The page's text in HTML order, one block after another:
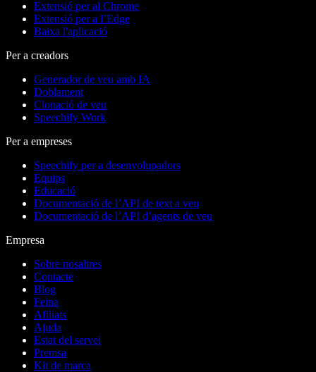
Extensió per al Chrome
Extensió per a l’Edge
Baixa l'aplicació
Per a creadors
Generador de veu amb IA
Doblament
Clonació de veu
Speechify Work
Per a empreses
Speechify per a desenvolupadors
Equips
Educació
Documentació de l’API de text a veu
Documentació de l’API d’agents de veu
Empresa
Sobre nosaltres
Contacte
Blog
Feina
Afiliats
Ajuda
Estat del servei
Premsa
Kit de marca